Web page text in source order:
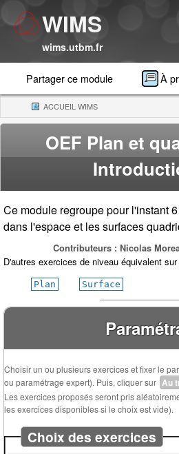
WIMS
wims.utbm.fr
Partager ce module À
ACCUEIL WIMS(CURRENT)
OEF Plan et
Ce module regroupe pour l'instant
dans l'espace et les surfaces
Contributeurs : Nicolas
D'autres exercices de niveau équivalent sur
Plan Surface
Choisir un ou plusieurs exercices et fixer le
ou paramétrage expert). Puis, cliquer sur Au
Les exercices proposés seront pris
les exercices disponibles si le choix est vide).
Choix des exercices